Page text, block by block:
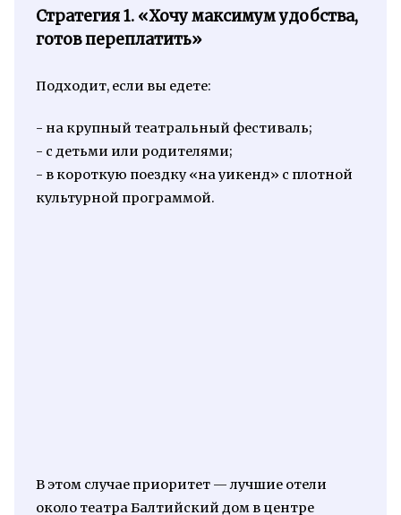
Стратегия 1. «Хочу максимум удобства,
готов переплатить»
Подходит, если вы едете:
- на крупный театральный фестиваль;
- с детьми или родителями;
- в короткую поездку «на уикенд» с плотной
культурной программой.
В этом случае приоритет — лучшие отели
около театра Балтийский дом в центре